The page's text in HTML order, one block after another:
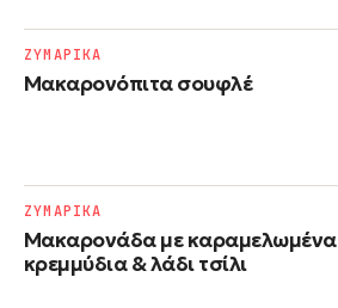
Μακαρονόπιτα σουφλέ
ΖΥΜΑΡΙΚΑ
Μακαρονάδα με καραμελωμένα
κρεμμύδια & λάδι τσίλι
ΖΥΜΑΡΙΚΑ